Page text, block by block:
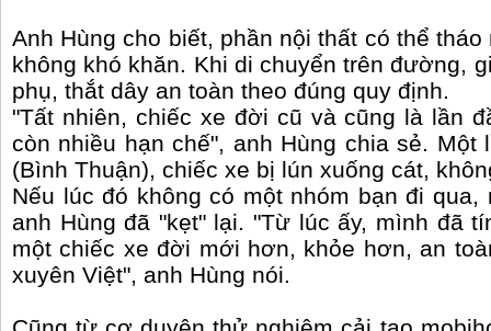
Anh Hùng cho biết, phần nội thất có thể
không khó khăn. Khi di chuyển trên đường,
phụ, thắt dây an toàn theo đúng quy định.
"Tất nhiên, chiếc xe đời cũ và cũng là lần
còn nhiều hạn chế", anh Hùng chia sẻ.
(Bình Thuận), chiếc xe bị lún xuống cát,
Nếu lúc đó không có một nhóm bạn đi
anh Hùng đã "kẹt" lại. "Từ lúc ấy, mình đã
một chiếc xe đời mới hơn, khỏe hơn, an
xuyên Việt", anh Hùng nói.